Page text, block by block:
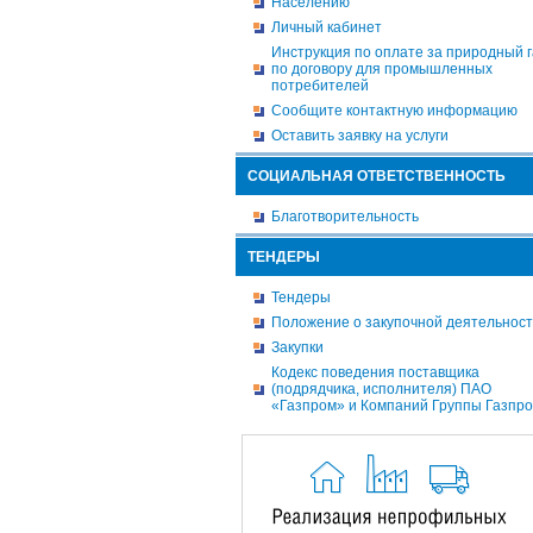
Личный кабинет
Инструкция по оплате за природный
по договору для промышленных
потребителей
Сообщите контактную информацию
Оставить заявку на услуги
СОЦИАЛЬНАЯ ОТВЕТСТВЕННОСТЬ
Благотворительность
ТЕНДЕРЫ
Тендеры
Положение о закупочной
Закупки
Кодекс поведения поставщика
(подрядчика, исполнителя) ПАО
«Газпром» и Компаний Группы